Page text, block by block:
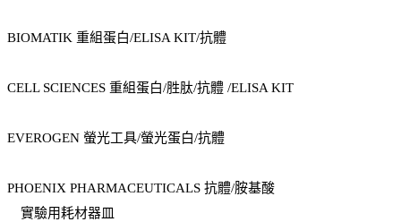
BIOMATIK 重組蛋白/ELISA KIT/抗體
CELL SCIENCES 重組蛋白/胜肽/抗體 /ELISA KIT
EVEROGEN 螢光工具/螢光蛋白/抗體
PHOENIX PHARMACEUTICALS 抗體/胺基酸
實驗用耗材器皿